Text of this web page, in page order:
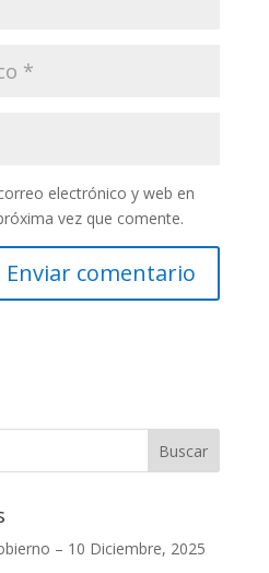
electrónico y web en
vez que comente.
– 10 Diciembre, 2025